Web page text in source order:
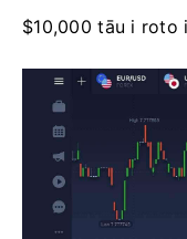
$10,000 tāu i roto